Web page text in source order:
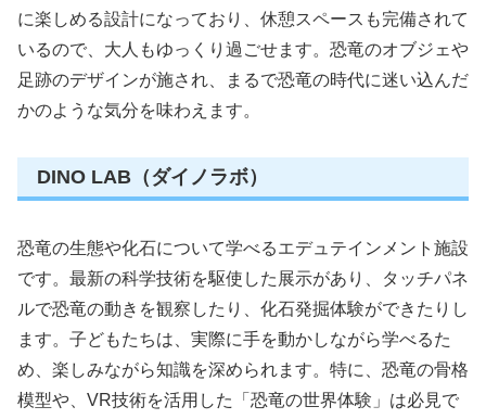
に楽しめる設計になっており、休憩スペースも完備されて
いるので、大人もゆっくり過ごせます。恐竜のオブジェや
足跡のデザインが施され、まるで恐竜の時代に迷い込んだ
かのような気分を味わえます。
DINO LAB（ダイノラボ）
恐竜の生態や化石について学べるエデュテインメント施設
です。最新の科学技術を駆使した展示があり、タッチパネ
ルで恐竜の動きを観察したり、化石発掘体験ができたりし
ます。子どもたちは、実際に手を動かしながら学べるた
め、楽しみながら知識を深められます。特に、恐竜の骨格
模型や、VR技術を活用した「恐竜の世界体験」は必見で